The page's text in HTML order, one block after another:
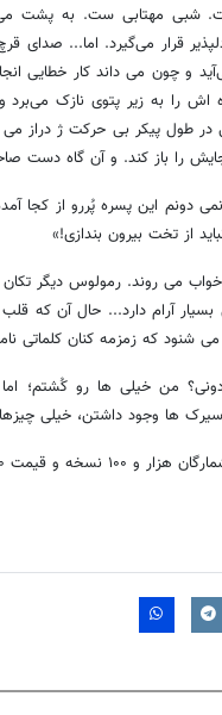
شبی مهتابی ست. به پشت
دلپذیر قرار می‌گیرد. اما...
و چون می داند کار خطایی
اش را به زیر پتوی نازک
در طول پیکر بی حرکت ژ دراز
را باز کند. و آن گاه دست
دونم این پسره پُررو از
از تخت بیرون بندازی!»
می روند. رمولوس دیگر
آرام دارد... حال آن که
شنود که زمزمه کنان کلماتی
من خیلی ها رو کُشتم؛
ها وجود داشتن، خیلی
چهارشنبه ۱۴ مرداد ۱۴۰۵